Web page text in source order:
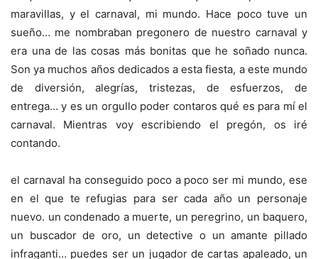
maravillas, y el carnaval, mi mundo. Hace poco tuve un
sueño… me nombraban pregonero de nuestro carnaval y
era una de las cosas más bonitas que he soñado nunca.
Son ya muchos años dedicados a esta fiesta, a este mundo
de diversión, alegrías, tristezas, de esfuerzos, de
entrega… y es un orgullo poder contaros qué es para mí el
carnaval. Mientras voy escribiendo el pregón, os iré
contando.
el carnaval ha conseguido poco a poco ser mi mundo, ese
en el que te refugias para ser cada año un personaje
nuevo. un condenado a muerte, un peregrino, un baquero,
un buscador de oro, un detective o un amante pillado
infraganti… puedes ser un jugador de cartas apaleado, un